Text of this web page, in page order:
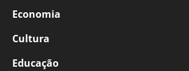
Economia
Cultura
Educação